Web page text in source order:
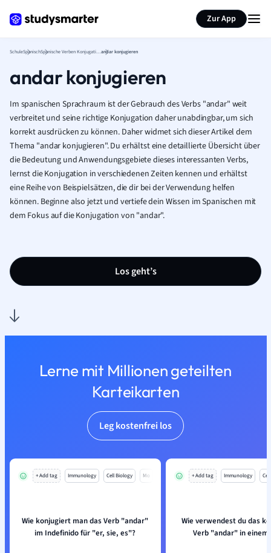
Zur App
SchuleSpanisch Spanische Verben Konjugation Tabelleandar konjugieren
andar konjugieren
Im spanischen Sprachraum ist der Gebrauch des Verbs "andar" weit
verbreitet und seine richtige Konjugation daher unabdingbar, um sich
korrekt ausdrücken zu können. Daher widmet sich dieser Artikel dem
Thema "andar konjugieren". Du erhältst eine detaillierte Übersicht über
die Bedeutung und Anwendungsgebiete dieses interessanten Verbs,
lernst die Konjugation in verschiedenen Zeiten kennen und erhältst
eine Reihe von Beispielsätzen, die dir bei der Verwendung helfen
können. Beginne also jetzt und vertiefe dein Wissen im Spanischen mit
dem Fokus auf die Konjugation von "andar".
Los geht’s
Lerne mit Millionen geteilten
Karteikarten
Leg kostenfrei los
+ Add tag Immunology Cell Biology Mo
Wie konjugiert man das Verb "andar"
im Indefinido für "er, sie, es"?
+ Add tag Immunology
Wie verwendest du das
Verb "andar" in einem
Seite zusammenfassen